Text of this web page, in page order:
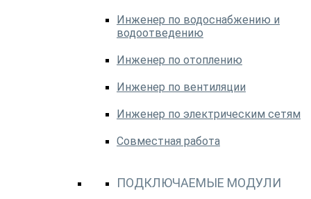
Инженер по водоснабжению и
водоотведению
Инженер по отоплению
Инженер по вентиляции
Инженер по электрическим сетям
Совместная работа
ПОДКЛЮЧАЕМЫЕ МОДУЛИ